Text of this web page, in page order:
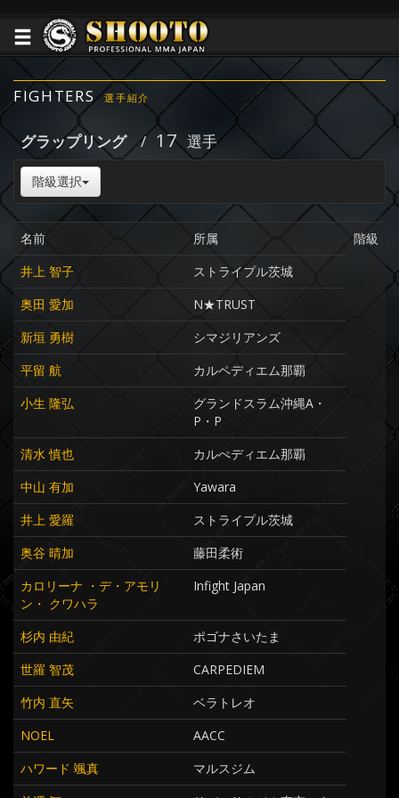
FIGHTERS 選手紹介
グラップリング / 17 選手
階級選択
名前 所属
階級
井上 智子
ストライプル茨城
奥田 愛加
N★TRUST
新垣 勇樹
シマジリアンズ
平留 航
カルペディエム那覇
小生 隆弘
グランドスラム沖縄A・
P・P
清水 慎也
カルぺディエム那覇
中山 有加
Yawara
井上 愛羅
ストライプル茨城
奥谷 晴加
藤田柔術
カロリーナ ・デ・アモリ
ン・ クワハラ
Infight Japan
杉内 由紀
ポゴナさいたま
世羅 智茂
CARPEDIEM
竹内 直矢
ベラトレオ
NOEL
AACC
ハワード 颯真
マルスジム